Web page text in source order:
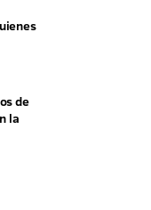
de
la